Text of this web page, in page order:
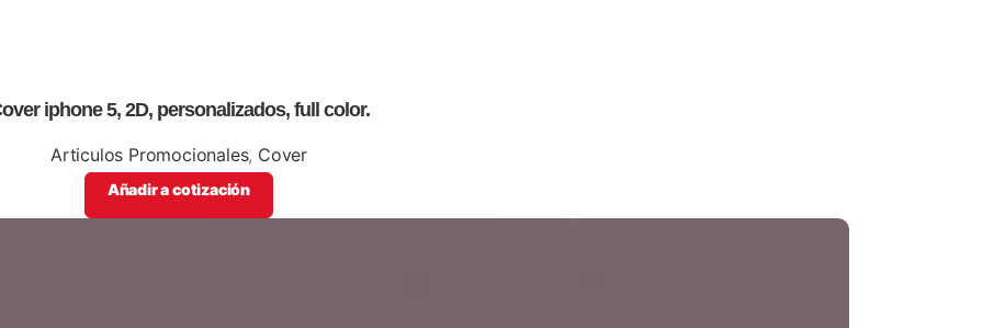
iphone 5, 2D, personalizados, full color.
Articulos Promocionales, Cover
Añadir a cotización